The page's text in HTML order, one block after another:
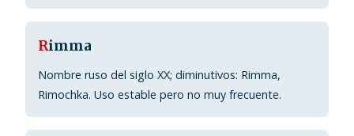
Rimma
Nombre ruso del siglo XX; diminutivos: Rimma,
Rimochka. Uso estable pero no muy frecuente.